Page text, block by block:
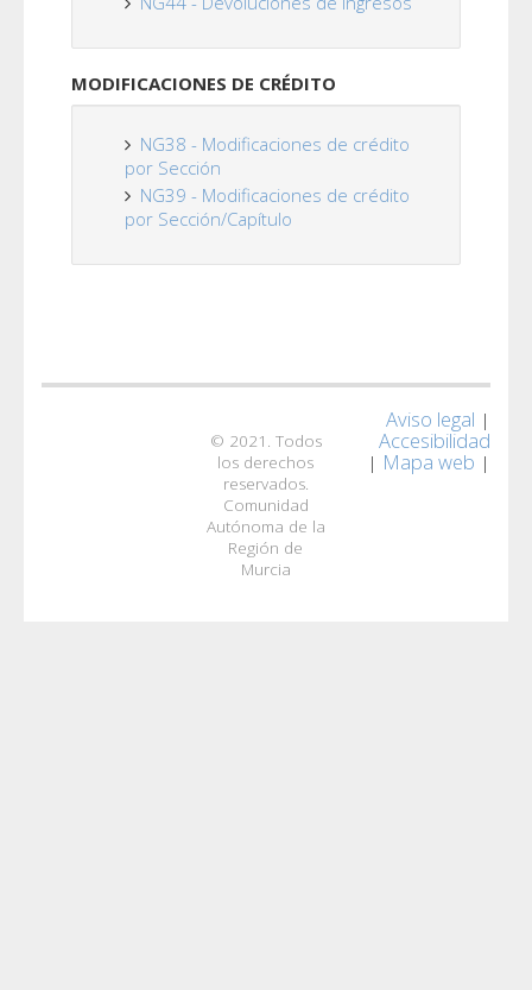
MODIFICACIONES DE CRÉDITO
NG38 - Modificaciones de crédito
por Sección
NG39 - Modificaciones de crédito
por Sección/Capítulo
© 2021. Todos
los derechos
reservados.
Comunidad
Autónoma de la
Región de
Murcia
Aviso legal |
Accesibilidad
| Mapa web |